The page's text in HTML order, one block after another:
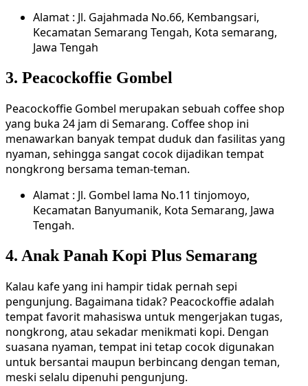
Alamat : Jl. Gajahmada No.66, Kembangsari,
Kecamatan Semarang Tengah, Kota semarang,
Jawa Tengah
3. Peacockoffie Gombel
Peacockoffie Gombel merupakan sebuah coffee shop
yang buka 24 jam di Semarang. Coffee shop ini
menawarkan banyak tempat duduk dan fasilitas yang
nyaman, sehingga sangat cocok dijadikan tempat
nongkrong bersama teman-teman.
Alamat : Jl. Gombel lama No.11 tinjomoyo,
Kecamatan Banyumanik, Kota Semarang, Jawa
Tengah.
4. Anak Panah Kopi Plus Semarang
Kalau kafe yang ini hampir tidak pernah sepi
pengunjung. Bagaimana tidak? Peacockoffie adalah
tempat favorit mahasiswa untuk mengerjakan tugas,
nongkrong, atau sekadar menikmati kopi. Dengan
suasana nyaman, tempat ini tetap cocok digunakan
untuk bersantai maupun berbincang dengan teman,
meski selalu dipenuhi pengunjung.